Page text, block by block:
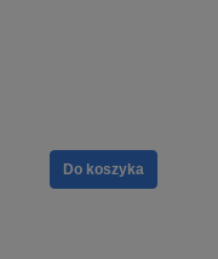
Do koszyka